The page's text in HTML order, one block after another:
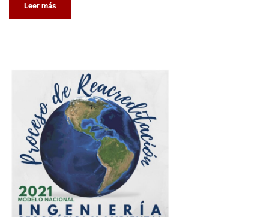
Leer más